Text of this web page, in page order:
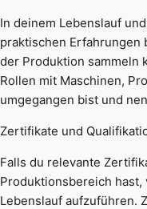
In deinem Lebenslauf
praktischen Erfahrungen
der Produktion sammeln
Rollen mit Maschinen,
umgegangen bist und
Zertifikate und
Falls du relevante
Produktionsbereich
Lebenslauf aufzuführen.